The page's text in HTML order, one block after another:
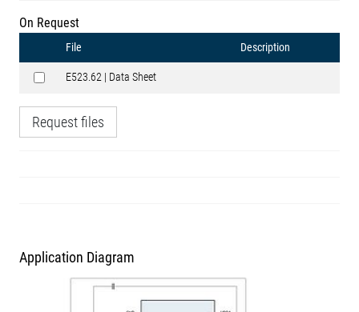
On Request
File Description
E523.62 | Data Sheet
Request files
Application Diagram